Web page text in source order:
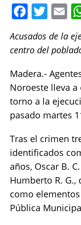
F
c
e
b
o
o
k
T
w
it
te
r
E
m
ai
l
Acusados de la
centro del
Madera.-
Noroeste lleva
torno a la
pasado martes
Tras el crimen
identificados
años, Oscar B.
Humberto R. G.,
como
Pública